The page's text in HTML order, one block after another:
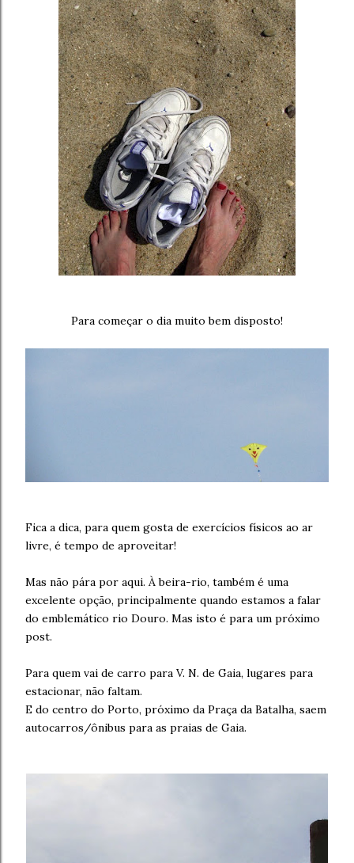
Para começar o dia muito bem disposto!
Fica a dica, para quem gosta de exercícios físicos ao ar
livre, é tempo de aproveitar!
Mas não pára por aqui. À beira-rio, também é uma
excelente opção, principalmente quando estamos a falar
do emblemático rio Douro. Mas isto é para um próximo
post.
Para quem vai de carro para V. N. de Gaia, lugares para
estacionar, não faltam.
E do centro do Porto, próximo da Praça da Batalha, saem
autocarros/ônibus para as praias de Gaia.